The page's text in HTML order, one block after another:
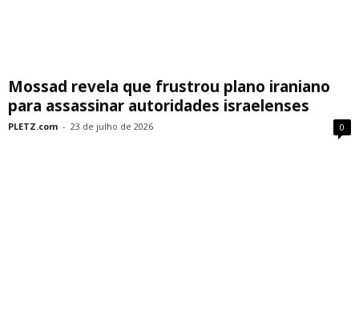
Mossad revela que frustrou plano iraniano
para assassinar autoridades israelenses
PLETZ.com - 23 de julho de 2026 0